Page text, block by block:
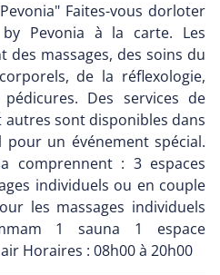
Faites-vous dorloter
Pevonia à la carte. Les
massages, des soins du
de la réflexologie,
Des services de
sont disponibles dans
un événement spécial.
comprennent : 3 espaces
individuels ou en couple
les massages individuels
1 sauna 1 espace
Horaires : 08h00 à 20h00